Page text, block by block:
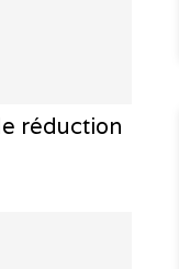
réduction